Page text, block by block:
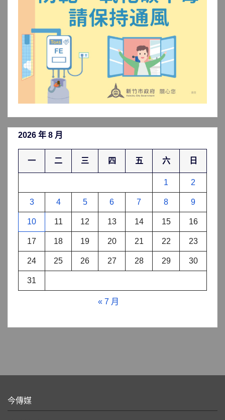
2026 年 8 月
一 二 三 四 五 六 日
1 2
3 4 5 6 7 8 9
10 11 12 13 14 15 16
17 18 19 20 21 22 23
24 25 26 27 28 29 30
31
« 7 月
今傳媒